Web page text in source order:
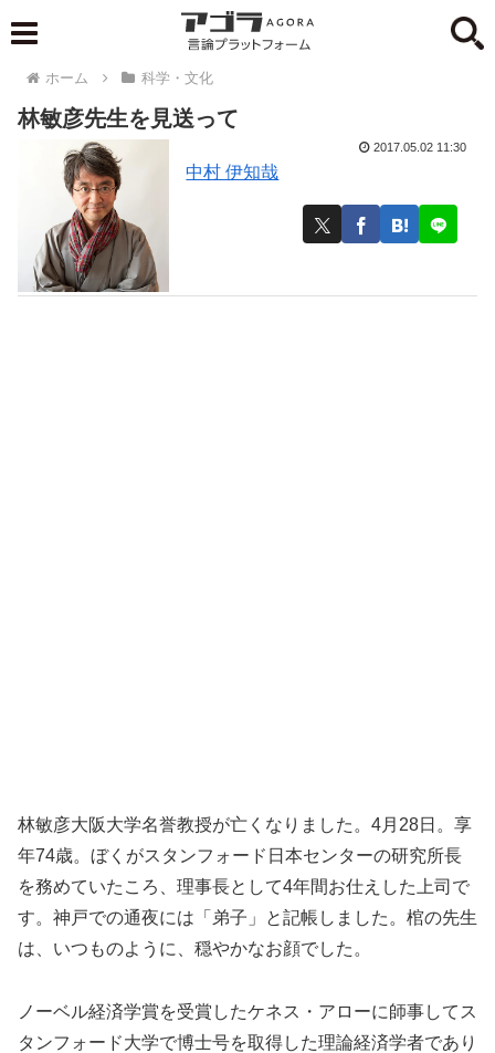
ホーム 科学・文化
林敏彦先生を見送って
中村 伊知哉
2017.05.02 11:30
林敏彦大阪大学名誉教授が亡くなりました。4月28日。享
年74歳。ぼくがスタンフォード日本センターの研究所長
を務めていたころ、理事長として4年間お仕えした上司で
す。神戸での通夜には「弟子」と記帳しました。棺の先生
は、いつものように、穏やかなお顔でした。
ノーベル経済学賞を受賞したケネス・アローに師事してス
タンフォード大学で博士号を取得した理論経済学者であり